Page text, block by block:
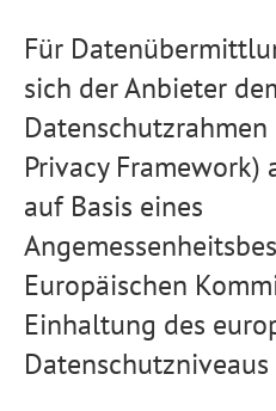
Für
sich der Anbieter
Datenschutzrahmen
Privacy Framework)
auf Basis eines
Europäischen
Einhaltung des